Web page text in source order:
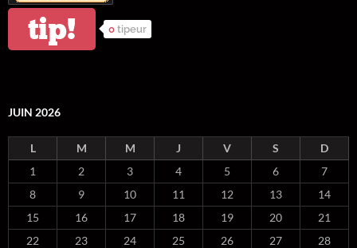
tip! 0 tipeur
JUIN 2026
L M M J V S
D
1
2 3 4 5 6
7
8
9 10 11 12 13
14
15
16 17 18 19 20
21
22
23 24 25 26 27
28